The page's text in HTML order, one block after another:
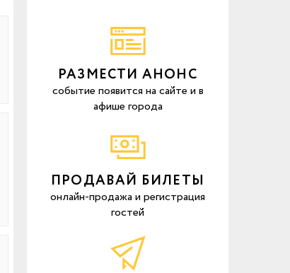
РАЗМЕСТИ АНОНС
событие появится на сайте и в
афише города
ПРОДАВАЙ БИЛЕТЫ
онлайн-продажа и регистрация
гостей